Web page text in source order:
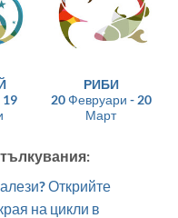
19
РИБИ
20 Февруари - 20
Март
Открийте
на цикли в